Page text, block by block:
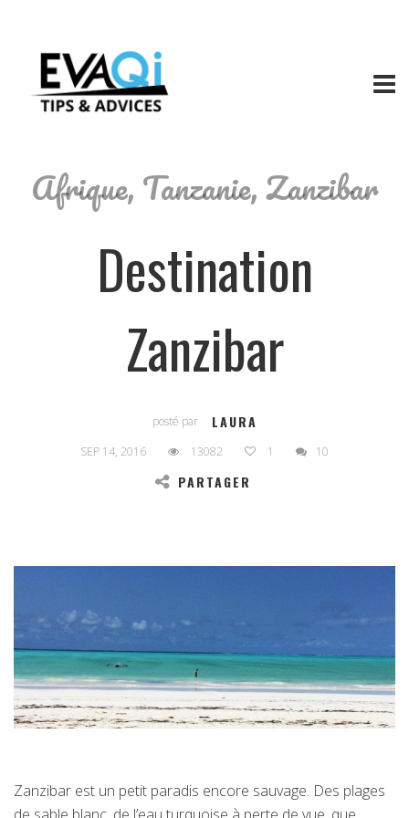
Afrique,Tanzanie,Zanzibar
Destination
Zanzibar
posté par LAURA
SEP 14, 2016 13082 1 10
PARTAGER
Zanzibar est un petit paradis encore sauvage. Des plages